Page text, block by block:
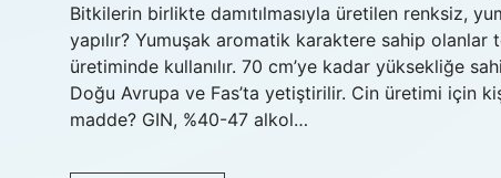
Bitkilerin birlikte damıtılmasıyla üretilen renksiz,
yapılır? Yumuşak aromatik karaktere sahip
üretiminde kullanılır. 70 cm’ye kadar yüksekliğe
Doğu Avrupa ve Fas’ta yetiştirilir. Cin üretimi için
madde? GIN, %40-47 alkol…